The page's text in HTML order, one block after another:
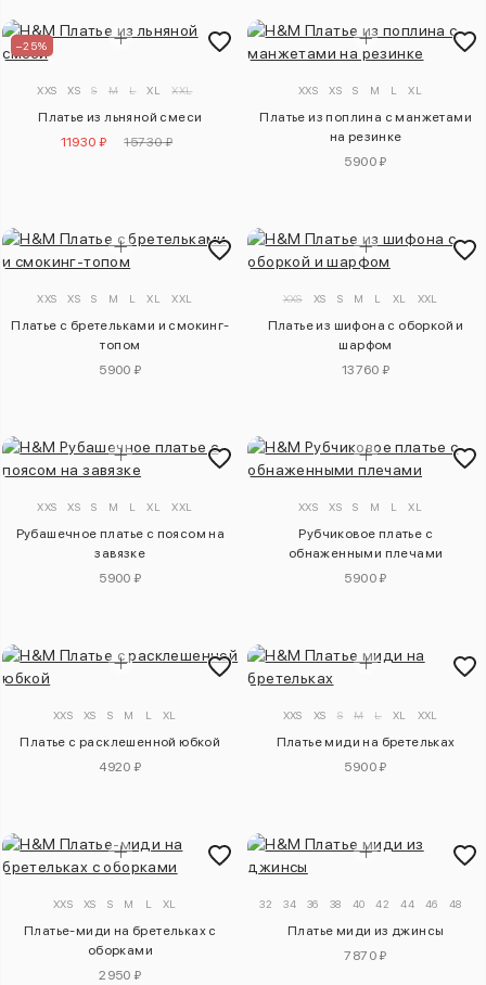
–25%
XXS XS S M L XL XXL
Платье из льняной смеси
11930 ₽
15730 ₽
XXS XS S M L XL
Платье из поплина с манжетами
на резинке
5900 ₽
XXS XS S M L XL XXL
Платье с бретельками и смокинг-
топом
5900 ₽
XXS XS S M L XL XXL
Платье из шифона с оборкой и
шарфом
13760 ₽
XXS XS S M L XL XXL
Рубашечное платье с поясом на
завязке
5900 ₽
XXS XS S M L XL
Рубчиковое платье с
обнаженными плечами
5900 ₽
XXS XS S M L XL
Платье с расклешенной юбкой
4920 ₽
XXS XS S M L XL XXL
Платье миди на бретельках
5900 ₽
XXS XS S M L XL
Платье-миди на бретельках с
оборками
2950 ₽
32 34 36 38 40 42 44 46 48
Платье миди из джинсы
7870 ₽